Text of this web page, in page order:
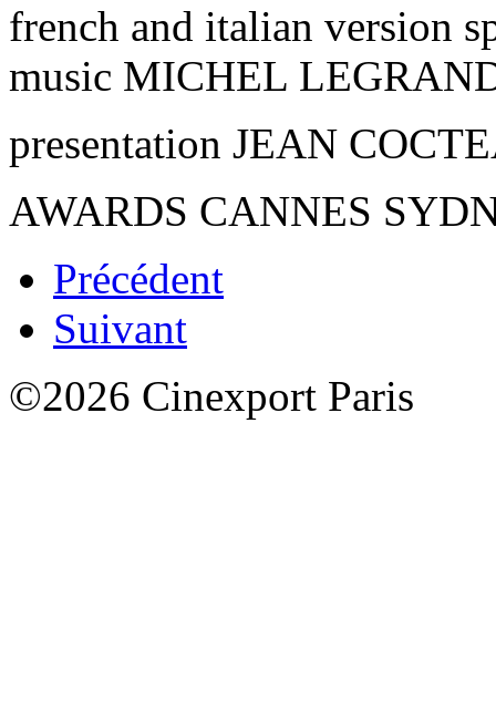
french and italian version
music MICHEL
presentation JEAN
AWARDS CANNES
Précédent
Suivant
©2026 Cinexport Paris